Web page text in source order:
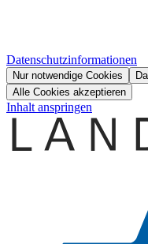
Datenschutzinformationen
Nur notwendige Cookies
Alle Cookies akzeptieren
Inhalt anspringen